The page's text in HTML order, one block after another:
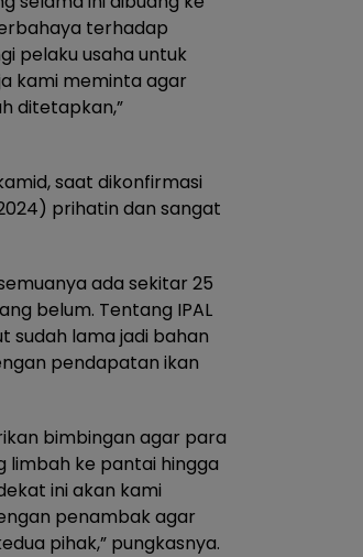
terhadap
pelaku usaha untuk
kami meminta agar
ditetapkan,”
saat dikonfirmasi
prihatin dan sangat
ada sekitar 25
belum. Tentang IPAL
sudah lama jadi bahan
pendapatan ikan
bimbingan agar para
ke pantai hingga
ini akan kami
penambak agar
pihak,” pungkasnya.